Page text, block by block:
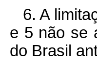
6. A
e 5 não se
do Brasil